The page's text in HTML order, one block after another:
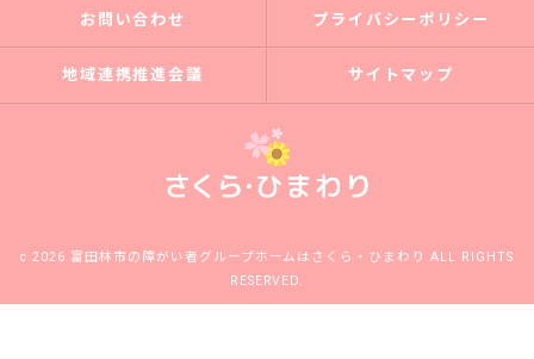
お問い合わせ プライバシーポリシー
地域連携推進会議 サイトマップ
c 2026 富田林市の障がい者グループホームはさくら・ひまわり ALL RIGHTS
RESERVED.